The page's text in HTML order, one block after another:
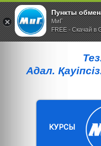
Адал.
КУРСЫ
Пункты
МиГ
FREE - Скачай в